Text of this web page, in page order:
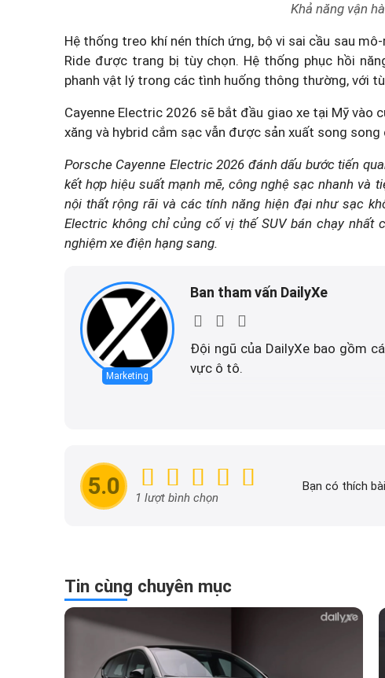
Khả năng vận
Hệ thống treo khí nén thích ứng, bộ vi sai cầu sau
Ride được trang bị tùy chọn. Hệ thống phục hồi
phanh vật lý trong các tình huống thông thường, với
Cayenne Electric 2026 sẽ bắt đầu giao xe tại Mỹ vào
xăng và hybrid cắm sạc vẫn được sản xuất song
Porsche Cayenne Electric 2026 đánh dấu bước tiến
kết hợp hiệu suất mạnh mẽ, công nghệ sạc nhanh và
nội thất rộng rãi và các tính năng hiện đại như sạc
Electric không chỉ củng cố vị thế SUV bán chạy
nghiệm xe điện hạng sang.
Marketing
Ban tham vấn DailyXe
Đội ngũ của DailyXe bao gồm
vực ô tô.
Trách nhiệm của ban tham
5.0 1 lượt bình chọn
Bạn có thích
Tin cùng chuyên mục